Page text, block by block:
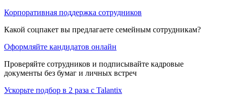
Корпоративная поддержка сотрудников
Какой соцпакет вы предлагаете семейным сотрудникам?
Оформляйте кандидатов онлайн
Проверяйте сотрудников и подписывайте кадровые
документы без бумаг и личных встреч
Ускорьте подбор в 2 раза с Talantix